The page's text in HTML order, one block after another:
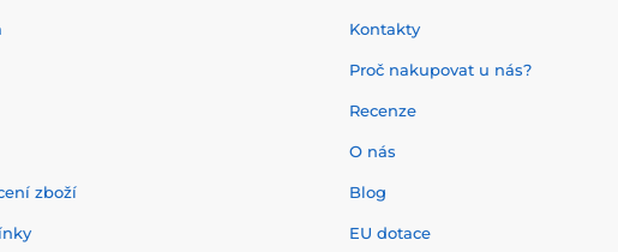
zboží
Kontakty
Proč nakupovat u nás?
Recenze
O nás
Blog
EU dotace